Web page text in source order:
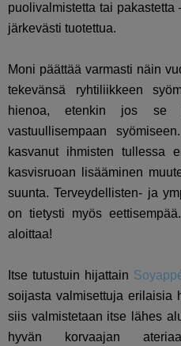
puolivalmistetta tai
järkevästi tuotettua.
Moni päättää varmasti näin
tekevänsä ryhtiliikkeen
hienoa, etenkin jos se
vastuullisempaan
kasvanut ihmisten tullessa
kasvisruoan lisääminen
suunta. Terveydellisten- ja
on tietysti myös
aloittaa!
Itse tutustuin hijattain
soijasta valmisettuja erilaisia
siis valmistetaan itse lähes
hyvän korvaajan